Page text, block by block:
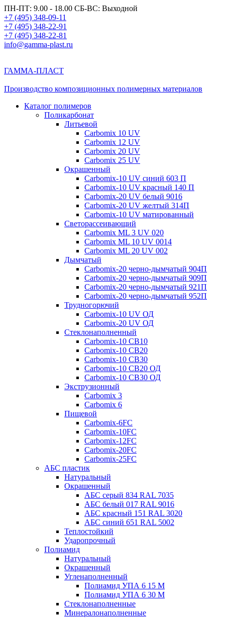
ПН-ПТ: 9.00 - 18.00 СБ-ВС: Выходной
+7 (495) 348-09-11
+7 (495) 348-22-91
+7 (495) 348-22-81
info@gamma-plast.ru
ГАММА-ПЛАСТ
Производство композиционных полимерных материалов
Каталог полимеров
Поликарбонат
Литьевой
Carbomix 10 UV
Carbomix 12 UV
Carbomix 20 UV
Carbomix 25 UV
Окрашенный
Carbomix-10 UV синий 603 П
Carbomix-10 UV красный 140 П
Carbomix-20 UV белый 9016
Carbomix-20 UV желтый 314П
Carbomix-10 UV матированный
Светорассеивающий
Carbomix ML 3 UV 020
Carbomix ML 10 UV 0014
Carbomix ML 20 UV 002
Дымчатый
Carbomix-20 черно-дымчатый 904П
Carbomix-20 черно-дымчатый 909П
Carbomix-20 черно-дымчатый 921П
Carbomix-20 черно-дымчатый 952П
Трудногорючий
Carbomix-10 UV ОД
Carbomix-20 UV ОД
Стеклонаполненный
Carbomix-10 СВ10
Carbomix-10 СВ20
Carbomix-10 СВ30
Carbomix-10 СВ20 ОД
Carbomix-10 СВ30 ОД
Экструзионный
Carbomix 3
Carbomix 6
Пищевой
Carbomix-6FC
Carbomix-10FC
Carbomix-12FC
Carbomix-20FC
Carbomix-25FC
АБС пластик
Натуральный
Окрашенный
АБС серый 834 RAL 7035
АБС белый 017 RAL 9016
АБС красный 151 RAL 3020
АБС синий 651 RAL 5002
Теплостойкий
Ударопрочный
Полиамид
Натуральный
Окрашенный
Угленаполненный
Полиамид УПА 6 15 М
Полиамид УПА 6 30 М
Стеклонаполненные
Минералонаполненные